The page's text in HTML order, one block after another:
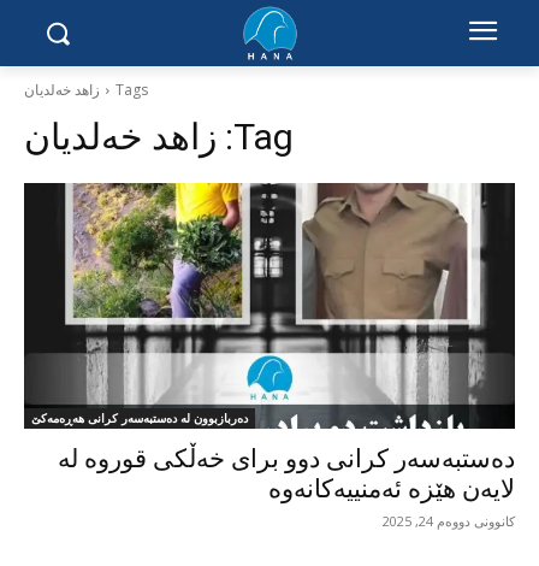
Tags زاهد خەلدیان
Tag: زاهد خەلدیان
دەربازبوون لە دەستبەسەر کرانی هەڕەمەکێ
‌دەستبەسەر کرانی دوو برای خەڵکی قوروە لە
لایەن هێزە ئەمنییەکانەوە
کانوونی دووەم 24, 2025